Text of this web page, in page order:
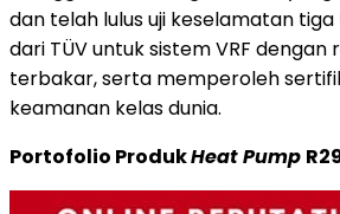
dan telah lulus uji keselamatan
dari TÜV untuk sistem VRF
terbakar, serta memperoleh
keamanan kelas dunia.
Portofolio ProdukHeat Pump